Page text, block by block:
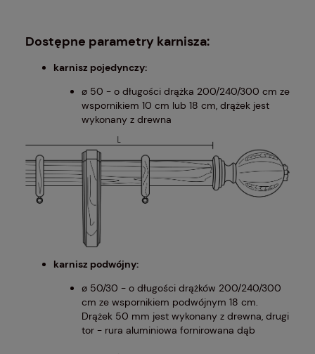
Dostępne parametry karnisza:
karnisz pojedynczy:
ø 50 - o długości drążka 200/240/300 cm ze
wspornikiem 10 cm lub 18 cm, drążek jest
wykonany z drewna
karnisz podwójny:
ø 50/30 - o długości drążków 200/240/300
cm ze wspornikiem podwójnym 18 cm.
Drążek 50 mm jest wykonany z drewna, drugi
tor - rura aluminiowa fornirowana dąb